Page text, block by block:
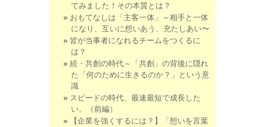
てみました！その本質とは？
おもてなしは「主客一体」～相手と一体
になり、互いに想いあう、充たしあい〜
皆が当事者になれるチームをつくるに
は？
続・共創の時代～「共創」の背後に隠れ
た「何のために生きるのか？」という意
識
スピードの時代、最速最短で成長した
い。（前編）
【企業を強くするには？】「想いを言葉